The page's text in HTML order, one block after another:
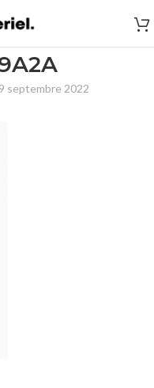
septembre 2022